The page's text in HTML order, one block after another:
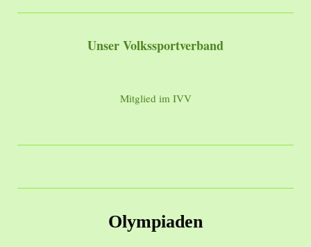
Unser Volkssportverband
Mitglied im IVV
Olympiaden